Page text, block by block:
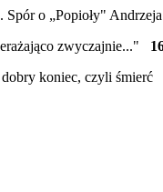
Spór o „Popioły"
zwyczajnie..."
koniec, czyli śmierć